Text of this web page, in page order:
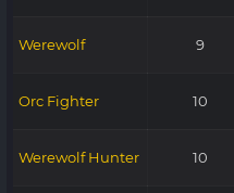
Werewolf 9
Orc Fighter 10
Werewolf Hunter 10